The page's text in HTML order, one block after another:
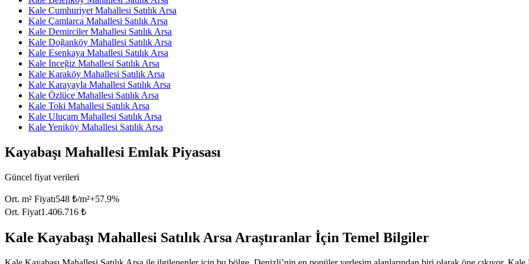
Kale Cumhuriyet Mahallesi Satılık Arsa
Kale Çamlarca Mahallesi Satılık Arsa
Kale Demirciler Mahallesi Satılık Arsa
Kale Doğanköy Mahallesi Satılık Arsa
Kale Esenkaya Mahallesi Satılık Arsa
Kale İnceğiz Mahallesi Satılık Arsa
Kale Karaköy Mahallesi Satılık Arsa
Kale Karayayla Mahallesi Satılık Arsa
Kale Özlüce Mahallesi Satılık Arsa
Kale Toki Mahallesi Satılık Arsa
Kale Uluçam Mahallesi Satılık Arsa
Kale Yeniköy Mahallesi Satılık Arsa
Kayabaşı Mahallesi Emlak Piyasası
Güncel fiyat verileri
Ort. m² Fiyatı548 ₺/m²+57.9%
Ort. Fiyat1.406.716 ₺
Kale Kayabaşı Mahallesi Satılık Arsa Araştıranlar İçin Temel Bilgiler